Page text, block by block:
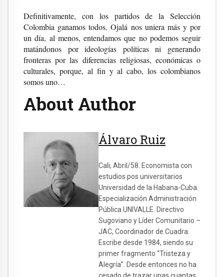
Definitivamente, con los partidos de la Selección
Colombia ganamos todos. Ojalá nos uniera más y por
un día, al menos, entendamos que no podemos seguir
matándonos por ideologías políticas ni generando
fronteras por las diferencias religiosas, económicas o
culturales, porque, al fin y al cabo, los colombianos
somos uno…
About Author
Álvaro Ruiz
Cali, Abril/58. Economista con
estudios pos universitarios
Universidad de la Habana-Cuba.
Especialización Administración
Pública UNIVALLE. Directivo
Sugoviano y Líder Comunitario –
JAC, Coordinador de Cuadra.
Escribe desde 1984, siendo su
primer fragmento “Tristeza y
Alegría”. Desde entonces no ha
cesado de trazar unas cuantas